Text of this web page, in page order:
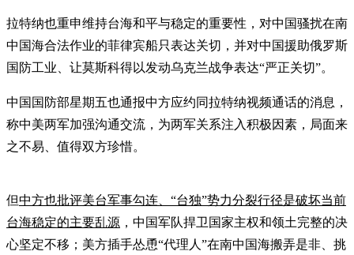
拉特纳也重申维持台海和平与稳定的重要性，对中国骚扰在南
中国海合法作业的菲律宾船只表达关切，并对中国援助俄罗斯
国防工业、让莫斯科得以发动乌克兰战争表达“严正关切”。
中国国防部星期五也通报中方应约同拉特纳视频通话的消息，
称中美两军加强沟通交流，为两军关系注入积极因素，局面来
之不易、值得双方珍惜。
但中方也批评美台军事勾连、“台独”势力分裂行径是破坏当前
台海稳定的主要乱源 ，中国军队捍卫国家主权和领土完整的决
心坚定不移；美方插手怂恿“代理人”在南中国海搬弄是非、挑